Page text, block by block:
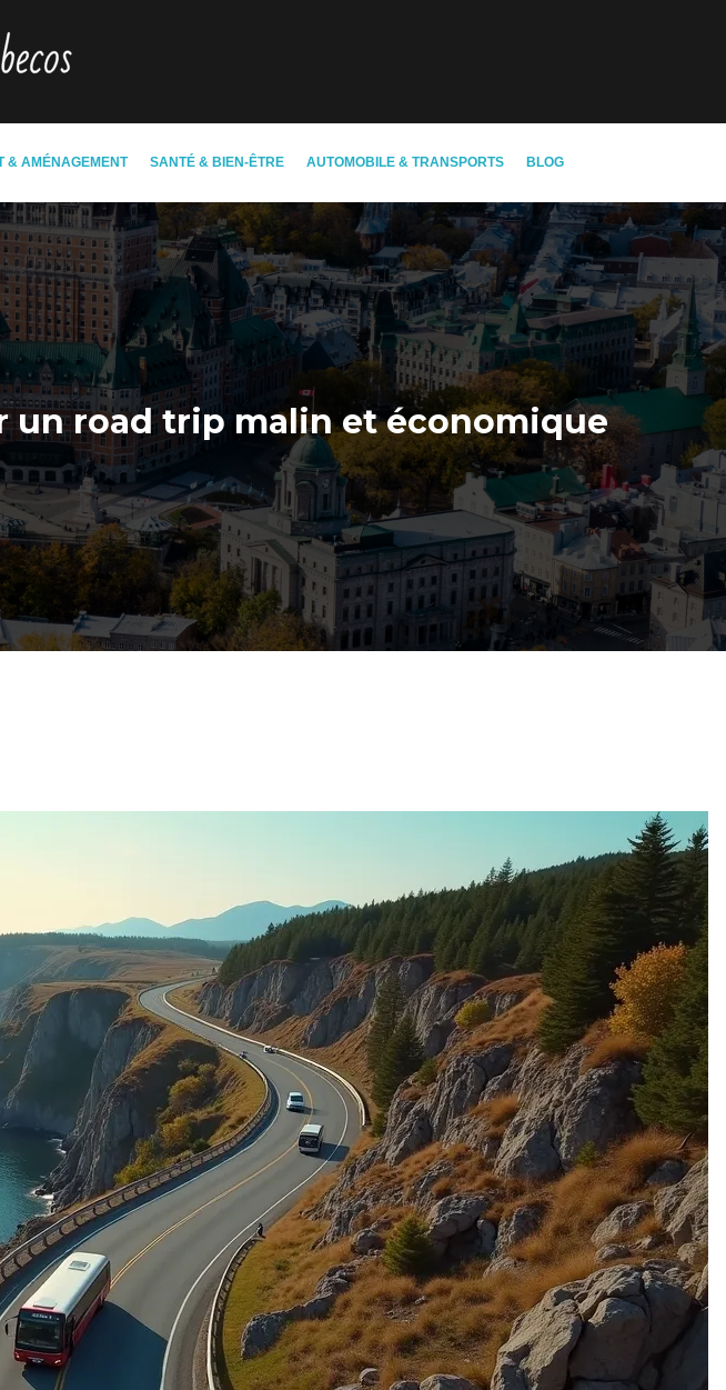
& AMÉNAGEMENT SANTÉ & BIEN-ÊTRE AUTOMOBILE & TRANSPORTS BLOG
un road trip malin et économique